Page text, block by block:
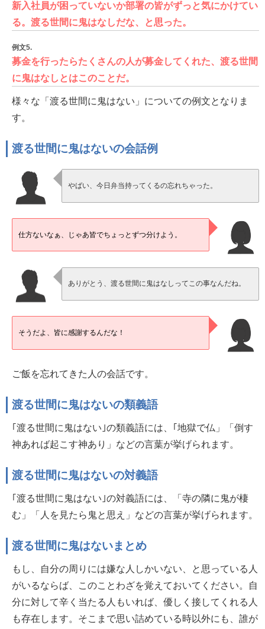
新入社員が困っていないか部署の皆がずっと気にかけてい
る。渡る世間に鬼はなしだな、と思った。
例文5.
募金を行ったらたくさんの人が募金してくれた、渡る世間
に鬼はなしとはこのことだ。
様々な「渡る世間に鬼はない」についての例文となりま
す。
渡る世間に鬼はないの会話例
やばい、今日弁当持ってくるの忘れちゃった。
仕方ないなぁ、じゃあ皆でちょっとずつ分けよう。
ありがとう、渡る世間に鬼はなしってこの事なんだね。
そうだよ、皆に感謝するんだな！
ご飯を忘れてきた人の会話です。
渡る世間に鬼はないの類義語
｢渡る世間に鬼はない｣の類義語には、｢地獄で仏」「倒す
神あれば起こす神あり」などの言葉が挙げられます。
渡る世間に鬼はないの対義語
｢渡る世間に鬼はない｣の対義語には、「寺の隣に鬼が棲
む」「人を見たら鬼と思え」などの言葉が挙げられます。
渡る世間に鬼はないまとめ
もし、自分の周りには嫌な人しかいない、と思っている人
がいるならば、このことわざを覚えておいてください。自
分に対して辛く当たる人もいれば、優しく接してくれる人
も存在します。そこまで思い詰めている時以外にも、誰が